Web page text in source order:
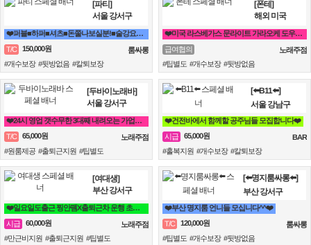
[파티]
서울 강서구
❤️퍼블■하퍼■셔츠■돈쭐나보실분!■술강요X■출퇴근맘대로■갯수보장❤️
T/C
150,000원
룸싸롱
#개수보장 #뒷방없음 #칼퇴보장
[폰테]
해외 미국
❤️미국 라스베가스 문라이트 가라오케 도우미 언니들 구합니다^^❤️
급여협의
노래주점
#팁별도 #개수보장 #뒷방없음
[두바이노래바]
서울 강서구
❤️24시 영업 갯수무한 3대째 내려오는 가업을 이어받아 젊은실장 3명❤️
T/C
65,000원
노래주점
#원룸제공 #출퇴근지원 #팁별도
[⬅️B11⬅️]
서울 강남구
❤️건전바에서 함께할 공주님들 모집합니다❤️
시급
65,000원
BAR
#홀복지원 #개수보장 #칼퇴보장
[여대생]
부산 강서구
❤️일요일도출근 찡안뗌X출퇴근차 운행 초보자 투잡가능 초이스X 얼굴팔림X❤️
시급
60,000원
노래주점
#만근비지원 #출퇴근지원 #팁별도
[⬅️명지룸싸롱⬅️]
부산 강서구
❤️부산 명지룸 언니들 모십니다^^❤️
T/C
120,000원
룸싸롱
#팁별도 #개수보장 #뒷방없음